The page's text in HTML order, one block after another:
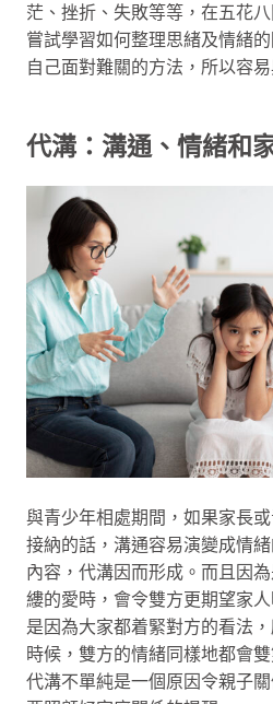
茫、挫折、失敗等等，在五花
嘗試學習如何整理思緒及情緒
自己面對難關的方法，所以容
代溝：溝通、情緒和
與青少年相處期間，如果家長
接納的話，溝通容易演變成情
內容，代溝因而形成。而且因
縷的愛時，會令雙方更期望家
是因為大家都着緊對方的看法
時候，雙方的情緒同樣地都會
代溝不單純是一個原因令親子